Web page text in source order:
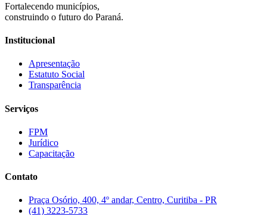
Fortalecendo municípios,
construindo o futuro do Paraná.
Institucional
Apresentação
Estatuto Social
Transparência
Serviços
FPM
Jurídico
Capacitação
Contato
Praça Osório, 400, 4º andar, Centro, Curitiba - PR
(41) 3223-5733